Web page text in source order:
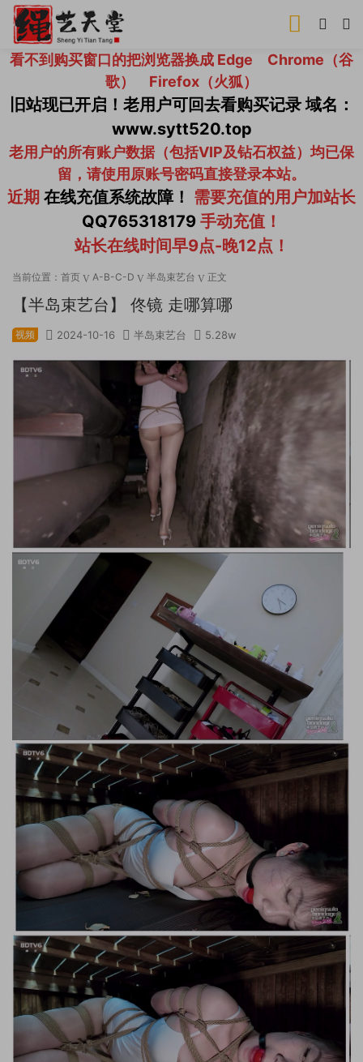
看不到购买窗口的把浏览器换成 Edge Chrome（谷
歌） Firefox（火狐）
旧站现已开启！老用户可回去看购买记录 域名：
www.sytt520.top
老用户的所有账户数据（包括VIP及钻石权益）均已保
留，请使用原账号密码直接登录本站。
近期 在线充值系统故障！ 需要充值的用户加站长
QQ765318179 手动充值！
站长在线时间早9点-晚12点！
当前位置： 首页 A-B-C-D 半岛束艺台 正文
【半岛束艺台】 佟镜 走哪算哪
视频 2024-10-16 半岛束艺台 5.28w